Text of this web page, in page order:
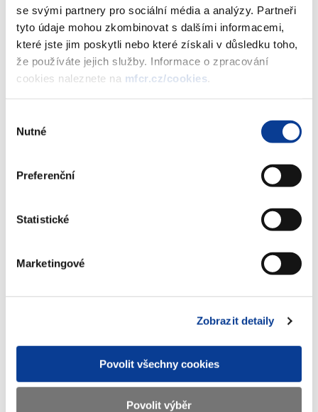
se svými partnery pro sociální média a analýzy. Partneři
tyto údaje mohou zkombinovat s dalšími informacemi,
které jste jim poskytli nebo které získali v důsledku toho,
že používáte jejich služby. Informace o zpracování
cookies naleznete na mfcr.cz/cookies.
souhlasu
Nutné
Preferenční
Statistické
Marketingové
Zobrazit detaily
Povolit všechny cookies
Povolit výběr
Financial Markets I Department has published the Report on
Financial Market Developments in 2022.
Developments in 2022
Displayed 608 ×